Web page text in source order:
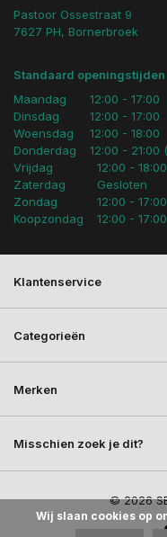
Pastoor Ossestraat 9
7627 PH, Bornerbroek
Standaard openingstijden
Maandag
Dinsdag
Woensdag
Donderdag
12:00 - 17:00
12:00 - 17:00
12:00 - 18:00
12:00 - 21:00
Vrijdag
Zaterdag
Zondag
Koopzondag
12:00 - 18:00
Gesloten
12:00 -
12:00 -
Klantenservice
Categorieën
Merken
Misschien zoek je dit?
© 2026
Wij slaan cookies op